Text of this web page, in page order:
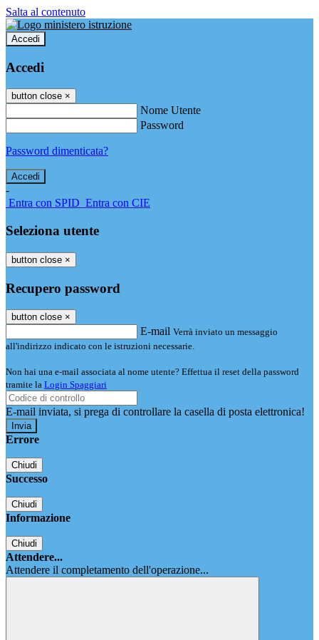
Salta al contenuto
Accedi
Accedi
button close ×
Nome Utente
Password
Password dimenticata?
-
Entra con SPID Entra con CIE
Seleziona utente
button close ×
Recupero password
button close ×
E-mail Verrà inviato un messaggio
all'indirizzo indicato con le istruzioni necessarie.
Non hai una e-mail associata al nome utente? Effettua il reset della password
tramite la Login Spaggiari
E-mail inviata, si prega di controllare la casella di posta elettronica!
Errore
Chiudi
Successo
Chiudi
Informazione
Chiudi
Attendere...
Attendere il completamento dell'operazione...